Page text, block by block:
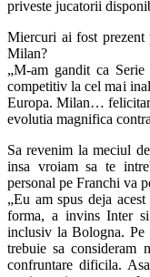
priveste jucatorii
Miercuri ai fost prezent
Milan?
„M-am gandit ca
competitiv la cel mai
Europa. Milan…
evolutia magnifica
Sa revenim la meciul
insa vroiam sa te
personal pe Franchi va
„Eu am spus deja
forma, a invins Inter
inclusiv la Bologna. Pe
trebuie sa consideram
confruntare dificila.